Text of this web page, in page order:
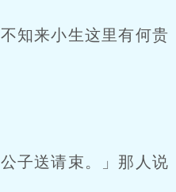
知来小生这里有何贵
子送请束。」那人说